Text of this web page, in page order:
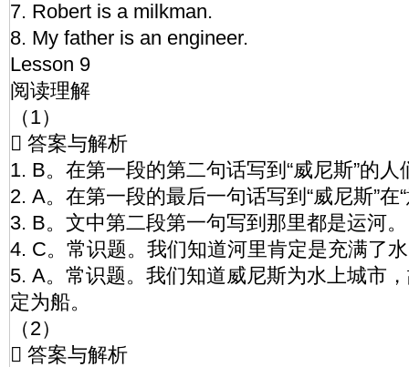
7. Robert is a milkman.
8. My father is an engineer.
Lesson 9
阅读理解
（1）
 答案与解析
1. B。在第一段的第二句话写到“威尼斯”的人
2. A。在第一段的最后一句话写到“威尼斯”在
3. B。文中第二段第一句写到那里都是运河。
4. C。常识题。我们知道河里肯定是充满了
5. A。常识题。我们知道威尼斯为水上城市
定为船。
（2）
 答案与解析